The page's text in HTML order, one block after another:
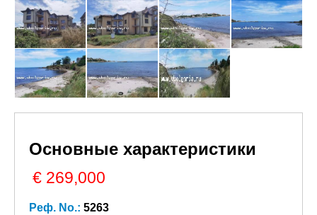
Основные характеристики
€ 269,000
Реф. No.: 5263